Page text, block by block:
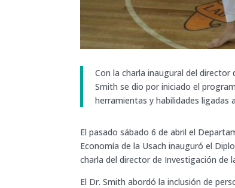
Con la charla inaugural del
Smith se dio por iniciado el
herramientas y habilidades
El pasado sábado 6 de abril el
Economía de la Usach inauguró el
charla del director de Investigación de
El Dr. Smith abordó la inclusión de